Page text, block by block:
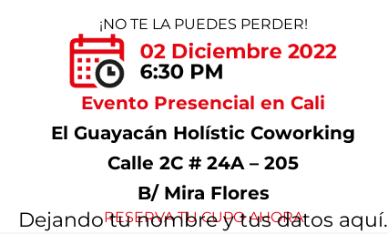
¡NO TE LA PUEDES PERDER!
Evento Presencial en Cali
El Guayacán Holístic Coworking
Calle 2C # 24A – 205
B/ Mira Flores
RESERVA TU CUPO AHORA
Dejando tu nombre y tus datos aquí.